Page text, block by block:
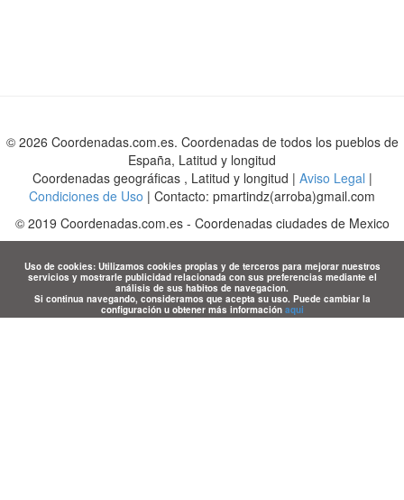
© 2026 Coordenadas.com.es. Coordenadas de todos los pueblos de
España, Latitud y longitud
Coordenadas geográficas , Latitud y longitud | Aviso Legal |
Condiciones de Uso | Contacto: pmartindz(arroba)gmail.com
© 2019 Coordenadas.com.es- Coordenadas ciudades de Mexico
Uso de cookies: Utilizamos cookies propias y de terceros para mejorar nuestros
servicios y mostrarle publicidad relacionada con sus preferencias mediante el
análisis de sus habitos de navegacion.
Si continua navegando, consideramos que acepta su uso. Puede cambiar la
configuración u obtener más información aqui